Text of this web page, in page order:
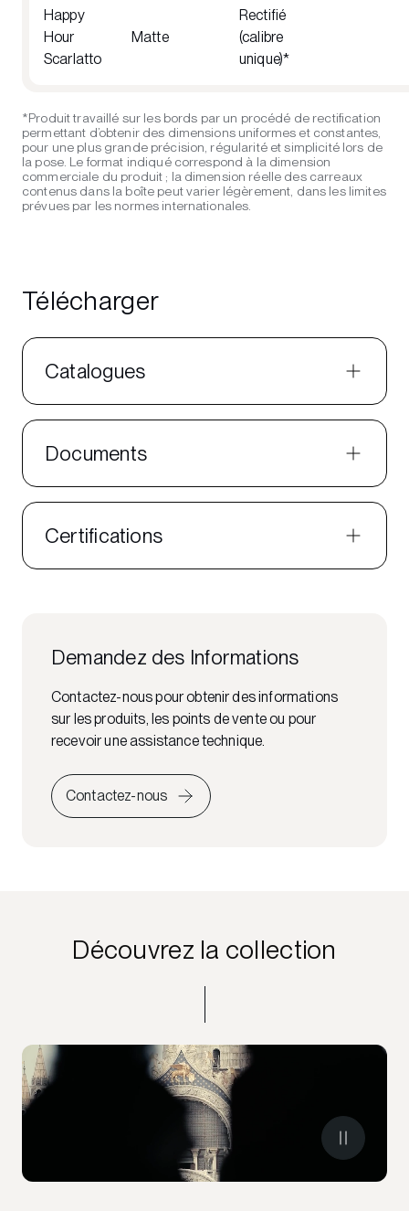
Happy
Hour
Scarlatto
Matte
Rectifié
(calibre
unique)*
*Produit travaillé sur les bords par un procédé de rectification
permettant d’obtenir des dimensions uniformes et constantes,
pour une plus grande précision, régularité et simplicité lors de
la pose. Le format indiqué correspond à la dimension
commerciale du produit ; la dimension réelle des carreaux
contenus dans la boîte peut varier légèrement, dans les limites
prévues par les normes internationales.
Télécharger
Catalogues
Documents
Certifications
Demandez des Informations
Contactez-nous pour obtenir des informations
sur les produits, les points de vente ou pour
recevoir une assistance technique.
Contactez-nous
Découvrez la collection